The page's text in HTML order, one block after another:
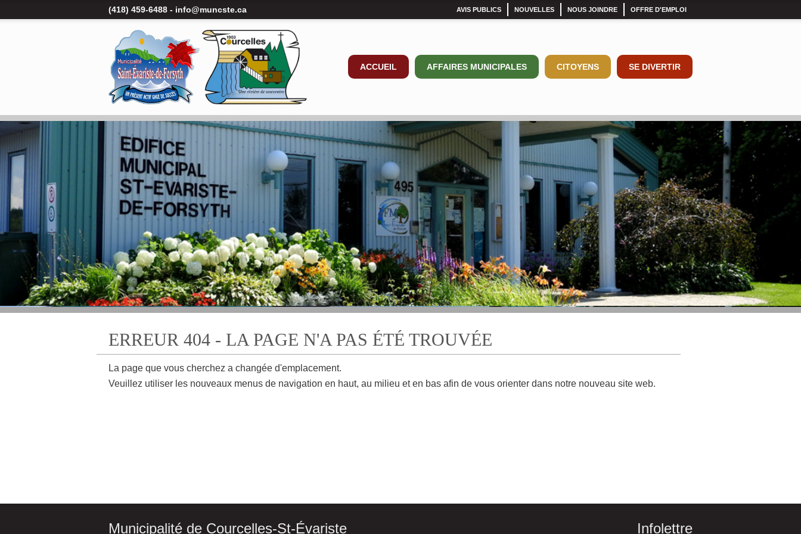
(418) 459-6488 - info@muncste.ca AVIS PUBLICS NOUVELLES NOUS JOINDRE OFFRE D'EMPLOI
ACCUEIL AFFAIRES MUNICIPALES CITOYENS SE DIVERTIR
ERREUR 404 - LA PAGE N'A PAS ÉTÉ TROUVÉE
La page que vous cherchez a changée d'emplacement.
Veuillez utiliser les nouveaux menus de navigation en haut, au milieu et en bas afin de vous orienter dans notre nouveau site web.
Municipalité de Courcelles-St-Évariste Infolettre